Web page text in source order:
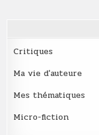
Critiques
Ma vie d'auteure
Mes thématiques
Micro-fiction